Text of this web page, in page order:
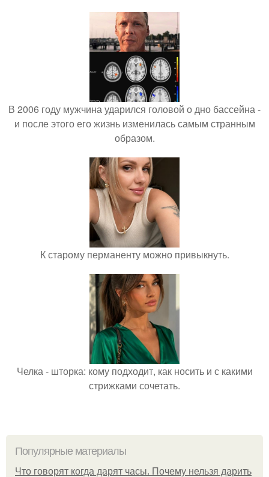
В 2006 году мужчина ударился головой о дно бассейна -
и после этого его жизнь изменилась самым странным
образом.
К старому перманенту можно привыкнуть.
Челка - шторка: кому подходит, как носить и с какими
стрижками сочетать.
Популярные материалы
Что говорят когда дарят часы. Почему нельзя дарить